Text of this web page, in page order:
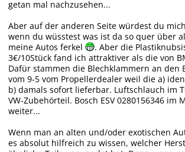
getan mal nachzusehen...
Aber auf der anderen Seite würdest du
wenn du wüsstest was ist da so quer über
meine Autos ferkel
. Aber die
3€/10Stück fand ich attraktiver als die von
Dafür stammen die Blechklammern an den
vom 9-5 vom Propellerdealer weil die a)
b) damals sofort lieferbar. Luftschlauch im
VW-Zubehörteil. Bosch ESV 0280156346 im
weiter...
Wenn man an alten und/oder exotischen
es absolut hilfreich zu wissen, welcher